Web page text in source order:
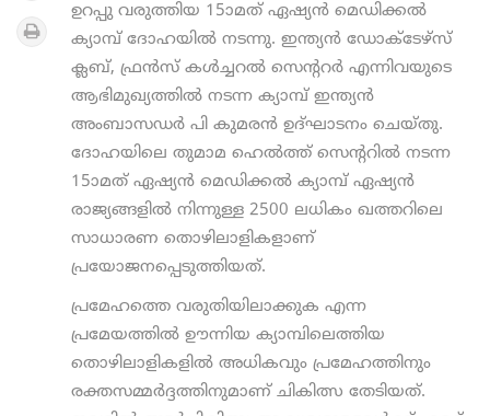
ഉറപ്പു വരുത്തിയ 15ാമത് ഏഷ്യന്‍ മെഡിക്കല്‍
ക്യാമ്പ് ദോഹയില്‍ നടന്നു. ഇന്ത്യന്‍ ഡോക്ടേഴ്സ്
ക്ലബ്, ഫ്രന്‍സ് കള്‍ച്ചറല്‍ സെന്ററര്‍ എന്നിവയുടെ
ആഭിമുഖ്യത്തില്‍ നടന്ന ക്യാമ്പ് ഇന്ത്യന്‍
അംബാസഡര്‍ പി കുമരന്‍ ഉദ്ഘാടനം ചെയ്തു.
ദോഹയിലെ തുമാമ ഹെല്‍ത്ത് സെന്ററില്‍ നടന്ന
15ാമത് ഏഷ്യന്‍ മെഡിക്കല്‍ ക്യാമ്പ് ഏഷ്യന്‍
രാജ്യങ്ങളില്‍ നിന്നുള്ള 2500 ലധികം ഖത്തറിലെ
സാധാരണ തൊഴിലാളികളാണ്
പ്രയോജനപ്പെടുത്തിയത്.
പ്രമേഹത്തെ വരുതിയിലാക്കുക എന്ന
പ്രമേയത്തില്‍ ഊന്നിയ ക്യാമ്പിലെത്തിയ
തൊഴിലാളികളില്‍ അധികവും പ്രമേഹത്തിനും
രക്തസമ്മര്‍ദ്ദത്തിനുമാണ് ചികിത്സ തേടിയത്.